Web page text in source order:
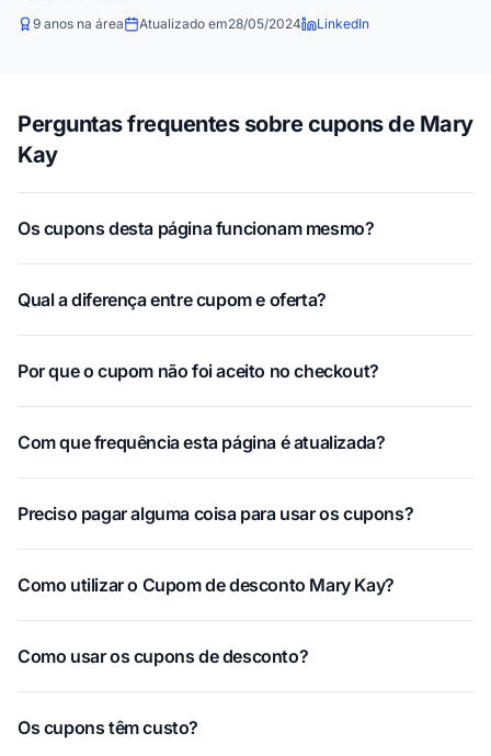
9 anos na área Atualizado em28/05/2024 LinkedIn
Perguntas frequentes sobre cupons de Mary
Kay
Os cupons desta página funcionam mesmo?
Qual a diferença entre cupom e oferta?
Por que o cupom não foi aceito no checkout?
Com que frequência esta página é atualizada?
Preciso pagar alguma coisa para usar os cupons?
Como utilizar o Cupom de desconto Mary Kay?
Como usar os cupons de desconto?
Os cupons têm custo?